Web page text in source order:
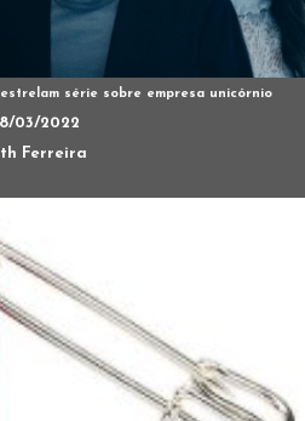
série sobre empresa unicórnio
03/2022
Ferreira